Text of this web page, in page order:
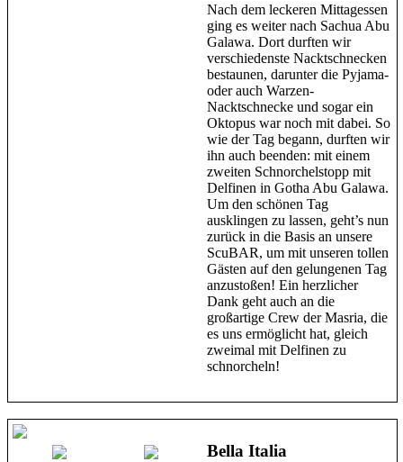
Nach dem leckeren Mittagessen
ging es weiter nach Sachua Abu
Galawa. Dort durften wir
verschiedenste Nacktschnecken
bestaunen, darunter die Pyjama-
oder auch Warzen-
Nacktschnecke und sogar ein
Oktopus war noch mit dabei. So
wie der Tag begann, durften wir
ihn auch beenden: mit einem
zweiten Schnorchelstopp mit
Delfinen in Gotha Abu Galawa.
Um den schönen Tag
ausklingen zu lassen, geht’s nun
zurück in die Basis an unsere
ScuBAR, um mit unseren tollen
Gästen auf den gelungenen Tag
anzustoßen! Ein herzlicher
Dank geht auch an die
großartige Crew der Masria, die
es uns ermöglicht hat, gleich
zweimal mit Delfinen zu
schnorcheln!
Bella Italia